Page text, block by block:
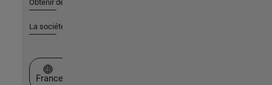
Obtenir de l'aide
La société
Sélectionner un site web
France